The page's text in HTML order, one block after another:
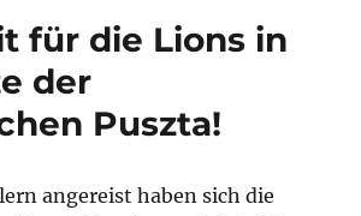
für die Lions in
der
Puszta!
angereist haben sich die